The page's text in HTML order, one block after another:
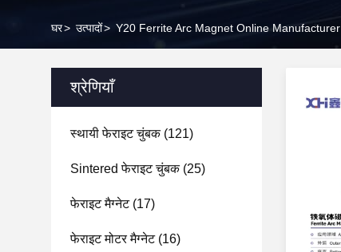
घर> उत्पादों> Y20 Ferrite Arc Magnet Online Manufacturer
श्रेणियाँ
स्थायी फेराइट चुंबक(121)
Sintered फेराइट चुंबक(25)
फेराइट मैग्नेट(17)
फेराइट मोटर मैग्नेट(16)